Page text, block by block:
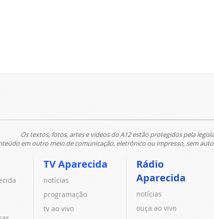
Os textos, fotos, artes e vídeos do A12 estão protegidos pela
em outro meio de comunicação, eletrônico ou impresso, sem
TV Aparecida
notícias
programação
tv ao vivo
Rádio
Aparecida
notícias
ouça ao vivo